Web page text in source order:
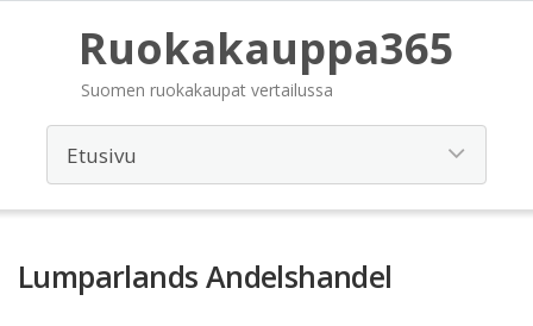
Ruokakauppa365
Suomen ruokakaupat vertailussa
Lumparlands Andelshandel